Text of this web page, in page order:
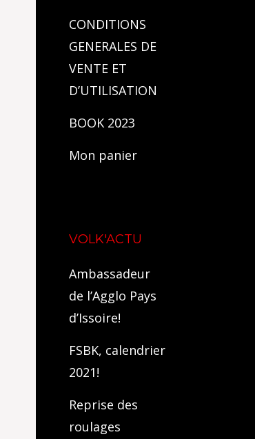
CONDITIONS
GENERALES DE
VENTE ET
D’UTILISATION
BOOK 2023
Mon panier
VOLK'ACTU
Ambassadeur
de l’Agglo Pays
d’Issoire!
FSBK, calendrier
2021!
Reprise des
roulages